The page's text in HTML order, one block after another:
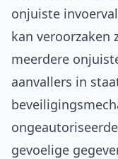
onjuiste
kan veroorzaken
meerdere
aanvallers in
gevoelige